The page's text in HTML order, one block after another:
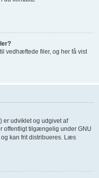
vedhæftede filer, og her få vist
er udviklet og udgivet af
offentligt tilgængelig under GNU
kan frit distribueres. Læs